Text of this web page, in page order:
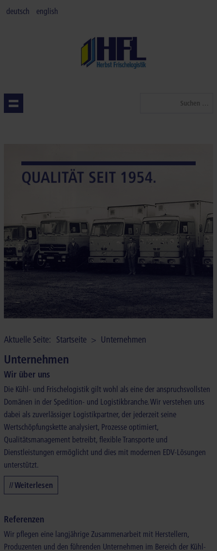
deutsch english
QUALITÄT
LEISTUNGEN
UNTERNEHMEN
KONTAKT
NEWS
Aktuelle Seite: Startseite > Unternehmen
Unternehmen
Wir über uns
Die Kühl- und Frischelogistik gilt wohl als eine der anspruchsvollsten
Domänen in der Spedition- und Logistikbranche. Wir verstehen uns
dabei als zuverlässiger Logistikpartner, der jederzeit seine
Wertschöpfungskette analysiert, Prozesse optimiert,
Qualitätsmanagement betreibt, flexible Transporte und
Dienstleistungen ermöglicht und dies mit modernen EDV-Lösungen
unterstützt.
// Weiterlesen
Referenzen
Wir pflegen eine langjährige Zusammenarbeit mit Herstellern,
Produzenten und den führenden Unternehmen im Bereich der Kühl-